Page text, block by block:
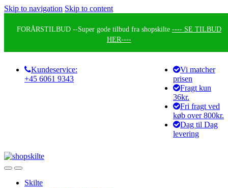
Skip to navigation Skip to content
FORÅRSTILBUD --Super gode tilbud fra shopskilte ---- SE TILBUD
HER----
Kundeservice:
+45 6061 9343
Vi matcher
prisen
Fragt kun
36kr.
Fri fragt ved
køb over 800kr.
Dag til Dag
levering
Skilte